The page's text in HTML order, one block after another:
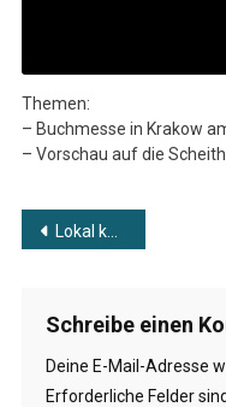
Themen:
– Buchmesse in Krakow
– Vorschau auf die
Lokal kompakt vom 30.06.2026
Schreibe einen
Deine E-Mail-Adresse
Erforderliche Felder